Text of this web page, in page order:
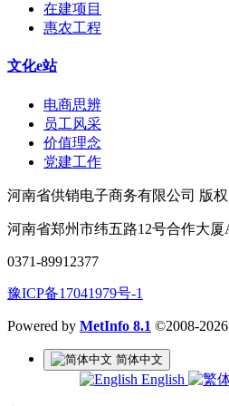
在建项目
惠农工程
文化e站
电商思辨
员工风采
价值理念
党建工作
河南省供销电子商务有限公司 版
河南省郑州市纬五路12号合作大厦
0371-89912377
豫ICP备17041979号-1
Powered by MetInfo 8.1 ©2008-2026
简体中文
English